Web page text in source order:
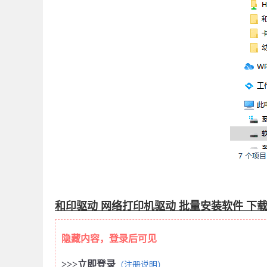
和印驱动 网络打印机驱动 批量安装软件 下
隐藏内容，登录后可见
>>>立即登录 （注册说明）